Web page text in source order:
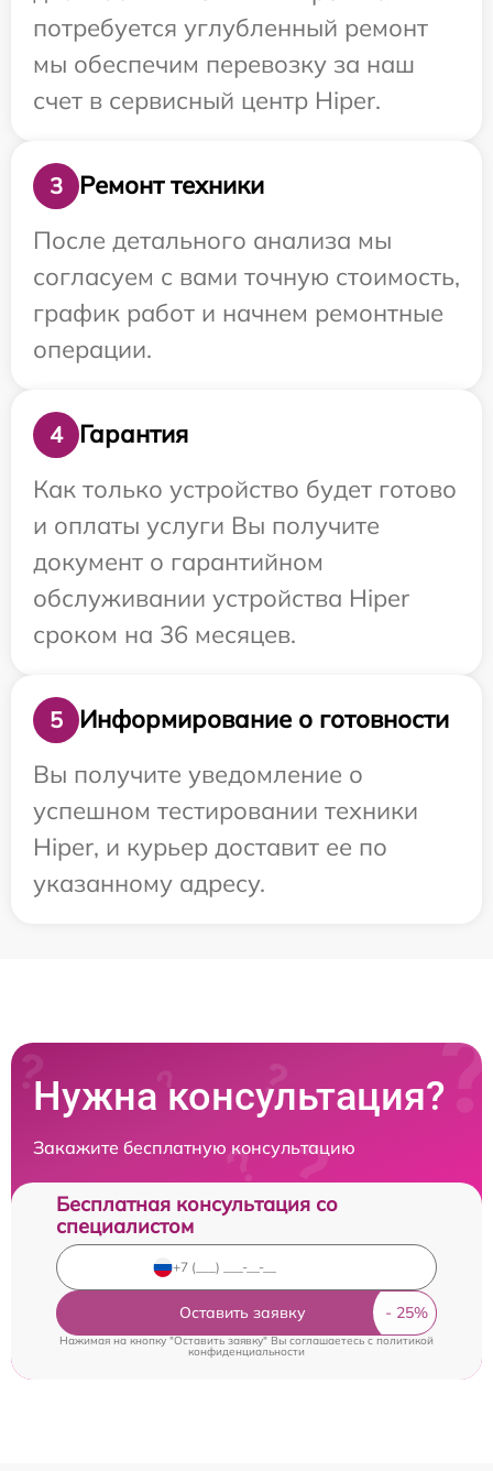
потребуется углубленный ремонт
мы обеспечим перевозку за наш
счет в сервисный центр Hiper.
3
Ремонт техники
После детального анализа мы
согласуем с вами точную стоимость,
график работ и начнем ремонтные
операции.
4
Гарантия
Как только устройство будет готово
и оплаты услуги Вы получите
документ о гарантийном
обслуживании устройства Hiper
сроком на 36 месяцев.
5
Информирование о готовности
Вы получите уведомление о
успешном тестировании техники
Hiper, и курьер доставит ее по
указанному адресу.
Нужна консультация?
Закажите бесплатную консультацию
Бесплатная консультация со
специалистом
Оставить заявку
Нажимая на кнопку "Оставить заявку" Вы соглашаетесь cполитикой
конфиденциальности